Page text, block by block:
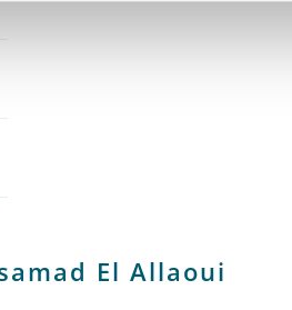
El Allaoui